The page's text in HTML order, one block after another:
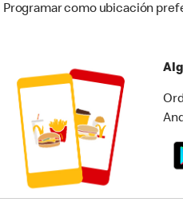
Programar como ubicación